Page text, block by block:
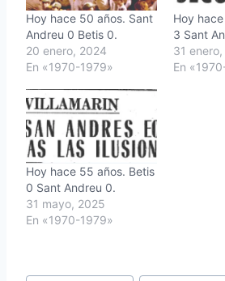
Hoy hace 50 años. Sant
Andreu 0 Betis 0.
20 enero, 2024
En «1970-1979»
Hoy
3 Sant
31
En
Hoy hace 55 años. Betis
0 Sant Andreu 0.
31 mayo, 2025
En «1970-1979»